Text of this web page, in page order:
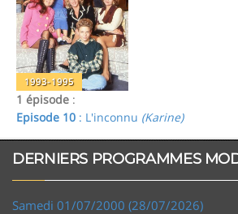
1993-1995
1 épisode :
Episode 10 : L'inconnu (Karine)
DERNIERS PROGRAMMES
Samedi 01/07/2000 (28/07/2026)